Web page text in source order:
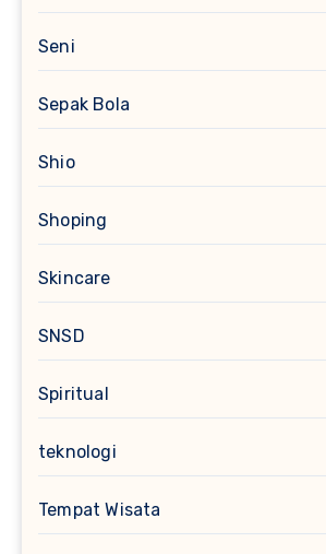
Seni
Sepak Bola
Shio
Shoping
Skincare
SNSD
Spiritual
teknologi
Tempat Wisata